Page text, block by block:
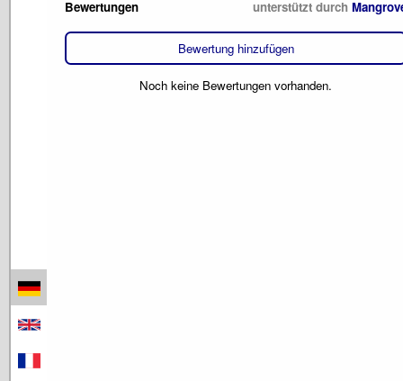
Bewertungen unterstützt durch
Bewertung hinzufügen
Noch keine Bewertungen vorhanden.